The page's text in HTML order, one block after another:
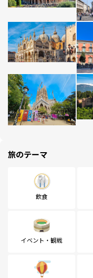
旅のテーマ
飲食
イベント・観戦